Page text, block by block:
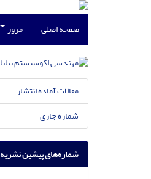
صفحه اصلی مرور
مقالات آماده انتشار
شماره جاری
شماره‌های پیشین نشریه